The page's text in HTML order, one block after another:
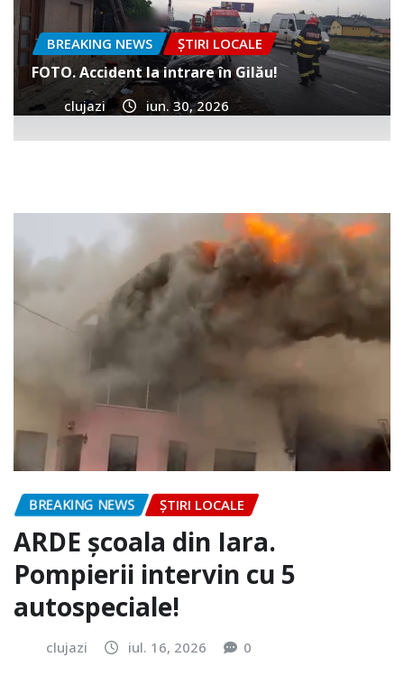
BREAKING NEWS ȘTIRI LOCALE
FOTO. Accident la intrare în Gilău!
clujazi iun. 30, 2026
BREAKING NEWS ȘTIRI LOCALE
ARDE școala din Iara.
Pompierii intervin cu 5
autospeciale!
clujazi iul. 16, 2026 0